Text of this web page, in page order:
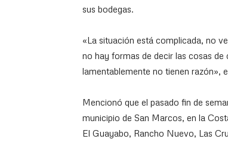
sus bodegas.
«La situación está complicada, no
no hay formas de decir las cosas
lamentablemente no tienen razón»,
Mencionó que el pasado fin de
municipio de San Marcos, en la
El Guayabo, Rancho Nuevo, Las